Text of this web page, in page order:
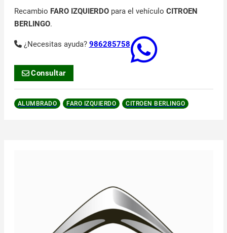
Recambio FARO IZQUIERDOpara el vehículo CITROEN
BERLINGO.
¿Necesitas ayuda? 986285758
Consultar
ALUMBRADO FARO IZQUIERDO CITROEN BERLINGO